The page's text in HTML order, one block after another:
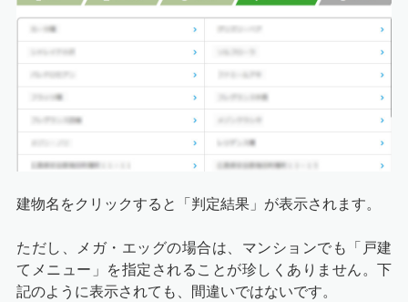
建物名をクリックすると「判定結果」が表示されます。
ただし、メガ・エッグの場合は、マンションでも「戸建
てメニュー」を指定されることが珍しくありません。下
記のように表示されても、間違いではないです。